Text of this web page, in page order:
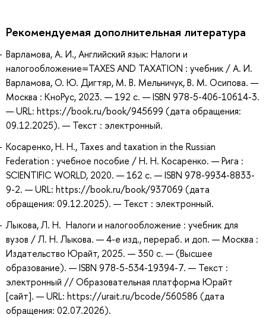
Рекомендуемая дополнительная литература
Варламова, А. И., Английский язык: Налоги и
налогообложение=TAXES AND TAXATION : учебник / А. И.
Варламова, О. Ю. Дигтяр, М. В. Мельничук, В. М. Осипова. —
Москва : КноРус, 2023. — 192 с. — ISBN 978-5-406-10614-3.
— URL: https://book.ru/book/945699 (дата обращения:
09.12.2025). — Текст : электронный.
Косаренко, Н. Н., Taxes and taxation in the Russian
Federation : учебное пособие / Н. Н. Косаренко. — Рига :
SCIENTIFIC WORLD, 2020. — 162 с. — ISBN 978-9934-8833-
9-2. — URL: https://book.ru/book/937069 (дата
обращения: 09.12.2025). — Текст : электронный.
Лыкова, Л. Н. Налоги и налогообложение : учебник для
вузов / Л. Н. Лыкова. — 4-е изд., перераб. и доп. — Москва :
Издательство Юрайт, 2025. — 350 с. — (Высшее
образование). — ISBN 978-5-534-19394-7. — Текст :
электронный // Образовательная платформа Юрайт
[сайт]. — URL: https://urait.ru/bcode/560586 (дата
обращения: 02.07.2026).